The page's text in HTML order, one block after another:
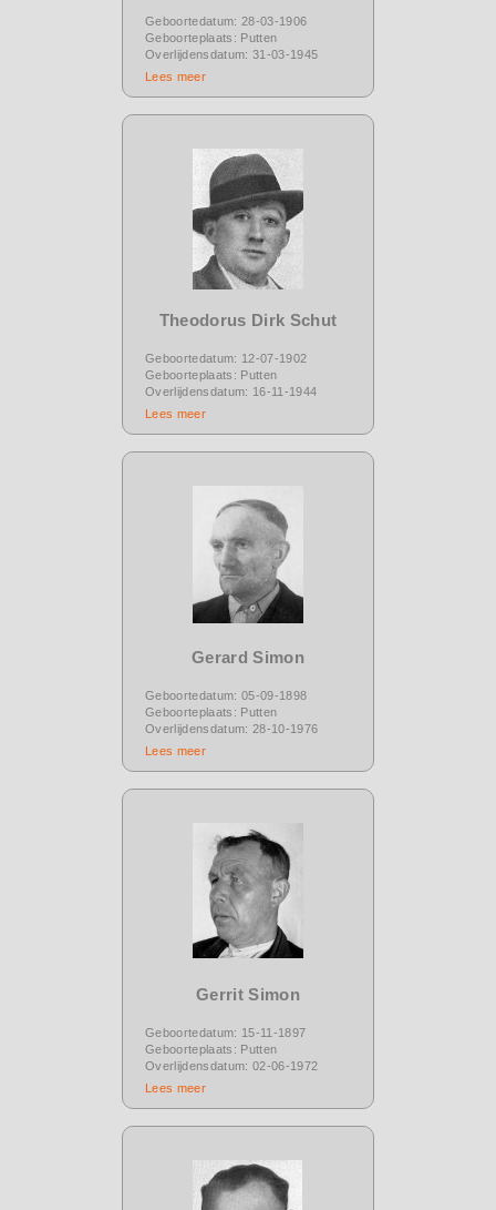
Geboortedatum: 28-03-1906
Geboorteplaats: Putten
Overlijdensdatum: 31-03-1945
Lees meer
Theodorus Dirk Schut
Geboortedatum: 12-07-1902
Geboorteplaats: Putten
Overlijdensdatum: 16-11-1944
Lees meer
Gerard Simon
Geboortedatum: 05-09-1898
Geboorteplaats: Putten
Overlijdensdatum: 28-10-1976
Lees meer
Gerrit Simon
Geboortedatum: 15-11-1897
Geboorteplaats: Putten
Overlijdensdatum: 02-06-1972
Lees meer